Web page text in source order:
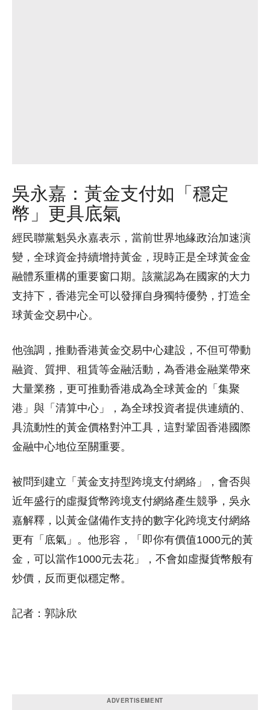
吳永嘉：黃金支付如「穩定
幣」更具底氣
經民聯黨魁吳永嘉表示，當前世界地緣政治加速演
變，全球資金持續增持黃金，現時正是全球黃金金
融體系重構的重要窗口期。該黨認為在國家的大力
支持下，香港完全可以發揮自身獨特優勢，打造全
球黃金交易中心。
他強調，推動香港黃金交易中心建設，不但可帶動
融資、質押、租賃等金融活動，為香港金融業帶來
大量業務，更可推動香港成為全球黃金的「集聚
港」與「清算中心」，為全球投資者提供連續的、
具流動性的黃金價格對沖工具，這對鞏固香港國際
金融中心地位至關重要。
被問到建立「黃金支持型跨境支付網絡」，會否與
近年盛行的虛擬貨幣跨境支付網絡產生競爭，吳永
嘉解釋，以黃金儲備作支持的數字化跨境支付網絡
更有「底氣」。他形容，「即你有價值1000元的黃
金，可以當作1000元去花」，不會如虛擬貨幣般有
炒價，反而更似穩定幣。
記者：郭詠欣